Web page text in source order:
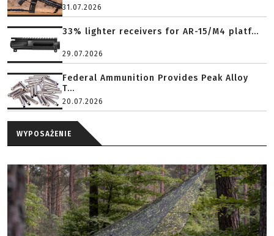
31.07.2026
33% lighter receivers for AR-15/M4 platf...
29.07.2026
Federal Ammunition Provides Peak Alloy
T...
20.07.2026
WYPOSAŻENIE